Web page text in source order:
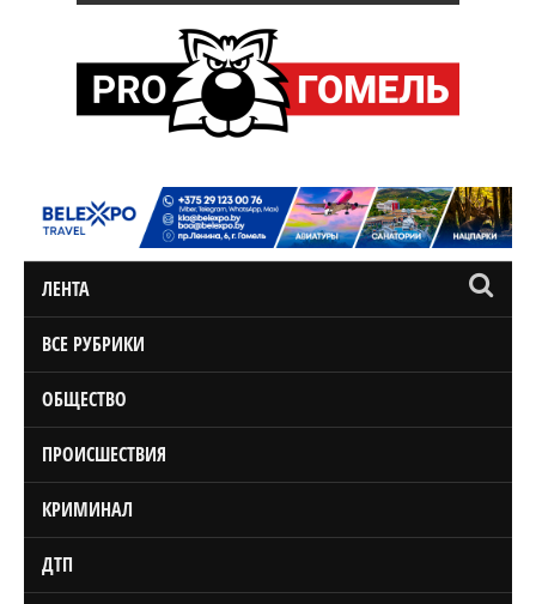
ЛЕНТА
ВСЕ РУБРИКИ
ОБЩЕСТВО
ПРОИСШЕСТВИЯ
КРИМИНАЛ
ДТП